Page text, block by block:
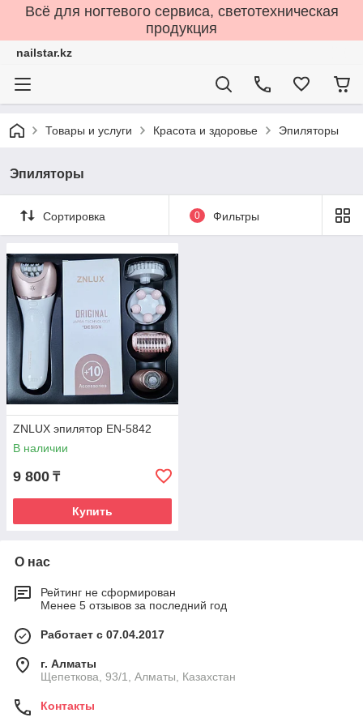
Всё для ногтевого сервиса, светотехническая
продукция
nailstar.kz
Товары и услуги Красота и здоровье Эпиляторы
Эпиляторы
Сортировка 0 Фильтры
ZNLUX эпилятор EN-5842
В наличии
9 800 ₸
Купить
О нас
Рейтинг не сформирован
Менее 5 отзывов за последний год
Работает с 07.04.2017
г. Алматы
Щепеткова, 93/1, Алматы, Казахстан
Контакты